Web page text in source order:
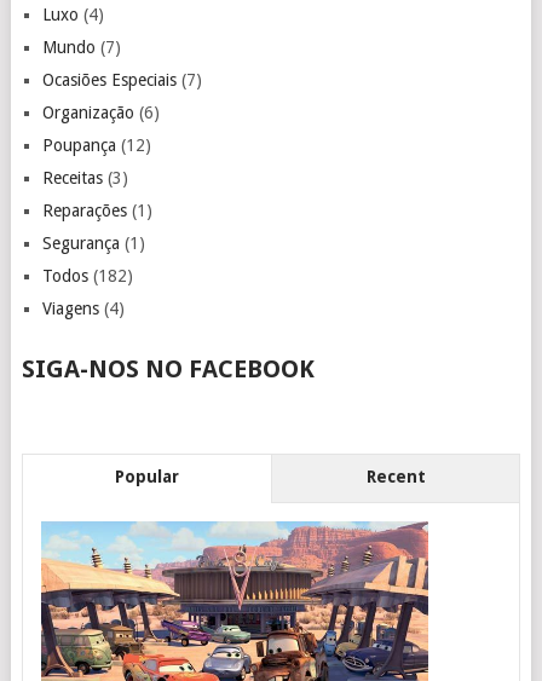
Luxo (4)
Mundo (7)
Ocasiões Especiais(7)
Organização (6)
Poupança (12)
Receitas(3)
Reparações(1)
Segurança (1)
Todos(182)
Viagens(4)
SIGA-NOS NO FACEBOOK
Popular Recent